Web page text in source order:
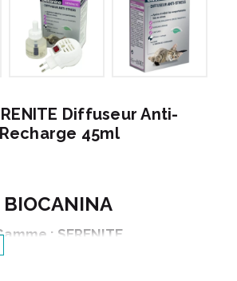
Diffuseur Anti-
45ml
BIOCANINA
: SERENITE
ANTI STRESS CHAT +